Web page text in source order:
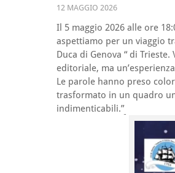
12 MAGGIO 2026
Il 5 maggio 2026 alle ore
aspettiamo per un viaggio
Duca di Genova “ di
editoriale, ma
Le parole hanno preso
trasformato in un quadro
indimenticabili.”